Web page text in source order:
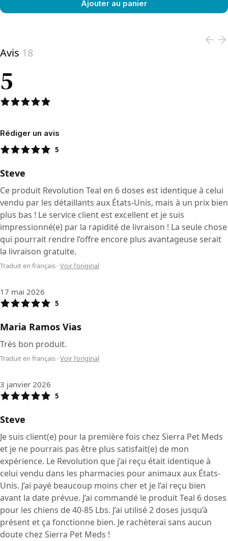
Ajouter au panier
Avis 18
5
Rédiger un avis
5
Steve
Ce produit Revolution Teal en 6 doses est identique à celui
vendu par les détaillants aux États-Unis, mais à un prix bien
plus bas ! Le service client est excellent et je suis
impressionné(e) par la rapidité de livraison ! La seule chose
qui pourrait rendre l’offre encore plus avantageuse serait
la livraison gratuite.
Traduit en français ·Voir l'original
17 mai 2026
5
Maria Ramos Vias
Très bon produit.
Traduit en français ·Voir l'original
3 janvier 2026
5
Steve
Je suis client(e) pour la première fois chez Sierra Pet Meds
et je ne pourrais pas être plus satisfait(e) de mon
expérience. Le Revolution que j’ai reçu était identique à
celui vendu dans les pharmacies pour animaux aux États-
Unis. J’ai payé beaucoup moins cher et je l’ai reçu bien
avant la date prévue. J’ai commandé le produit Teal 6 doses
pour les chiens de 40-85 Lbs. J’ai utilisé 2 doses jusqu’à
présent et ça fonctionne bien. Je rachèterai sans aucun
doute chez Sierra Pet Meds !